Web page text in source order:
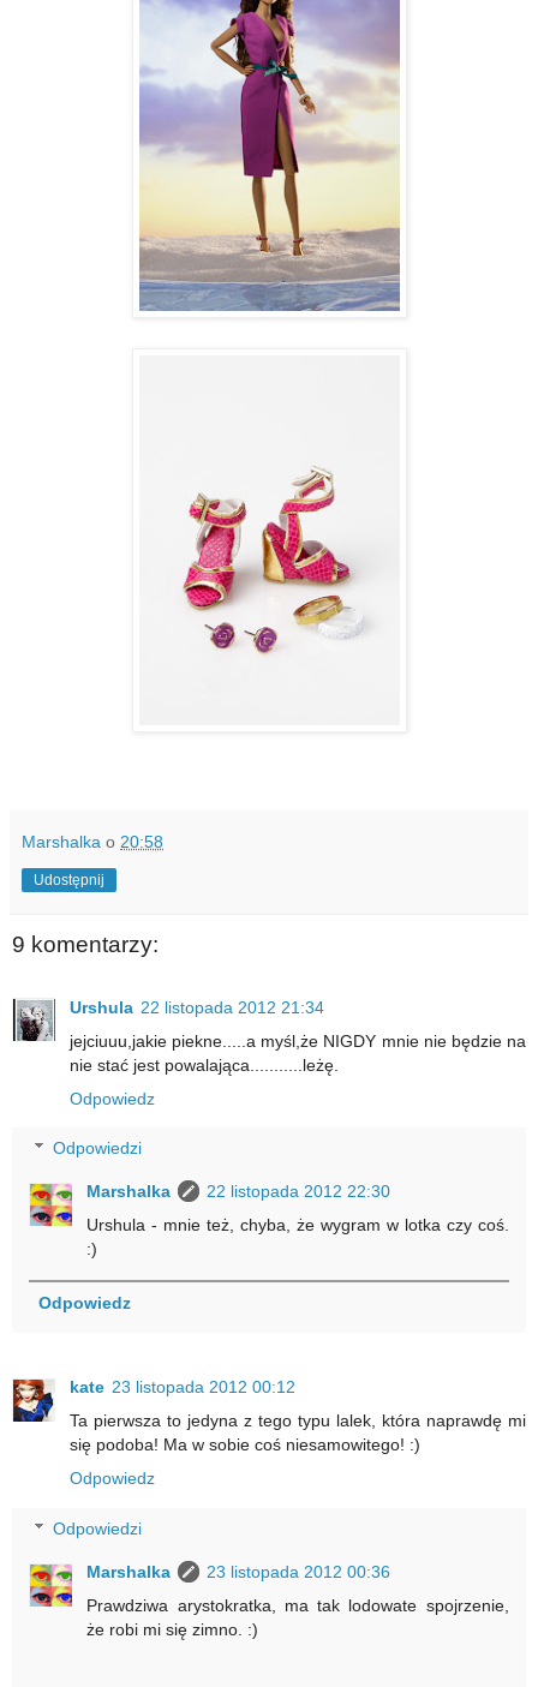
Marshalka o 20:58
Udostępnij
9 komentarzy:
Urshula 22 listopada 2012 21:34
jejciuuu,jakie piekne.....a myśl,że NIGDY mnie nie będzie na
nie stać jest powalająca...........leżę.
Odpowiedz
Odpowiedzi
Marshalka
22 listopada 2012 22:30
Urshula - mnie też, chyba, że wygram w lotka czy coś.
:)
Odpowiedz
kate 23 listopada 2012 00:12
Ta pierwsza to jedyna z tego typu lalek, która naprawdę mi
się podoba! Ma w sobie coś niesamowitego! :)
Odpowiedz
Odpowiedzi
Marshalka
23 listopada 2012 00:36
Prawdziwa arystokratka, ma tak lodowate spojrzenie,
że robi mi się zimno. :)